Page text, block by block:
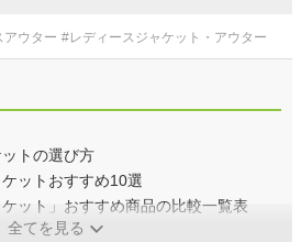
アウター #レディースジャケット・アウター
トの選び方
ットおすすめ10選
ケット」おすすめ商品の比較一覧表
全てを見る